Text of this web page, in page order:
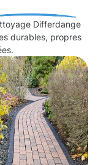
Differdange
durables, propres